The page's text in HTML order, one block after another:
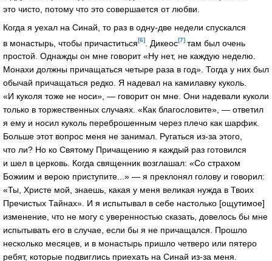
это чисто, потому что это совершается от любви.
Когда я уехал на Синай, то раз в одну-две недели спускался
в монастырь, чтобы причаститься[6] . Дикеос[7] там был очень
простой. Однажды он мне говорит «Ну нет, не каждую неделю.
Монахи должны причащаться четыре раза в год». Тогда у них был
обычай причащаться редко. Я надевал на камилавку куколь.
«И куколя тоже не носи», — говорит он мне. Они надевали куколи
только в торжественных случаях. «Как благословите», — ответил
я ему и носил куколь переброшенным через плечо как шарфик.
Больше этот вопрос меня не занимал. Ругаться из-за этого,
что ли? Но ко Святому Причащению я каждый раз готовился
и шел в церковь. Когда священник возглашал: «Со страхом
Божиим и верою приступите...» — я преклонял голову и говорил:
«Ты, Христе мой, знаешь, какая у меня великая нужда в Твоих
Пречистых Тайнах». И я испытывал в себе настолько [ощутимое]
изменение, что не могу с уверенностью сказать, довелось бы мне
испытывать его в случае, если бы я не причащался. Прошло
несколько месяцев, и в монастырь пришло четверо или пятеро
ребят, которые подвиглись приехать на Синай из-за меня.